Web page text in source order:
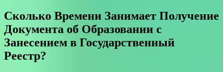
Сколько Времени Занимает Получение
Документа об Образовании с
Занесением в Государственный
Реестр?